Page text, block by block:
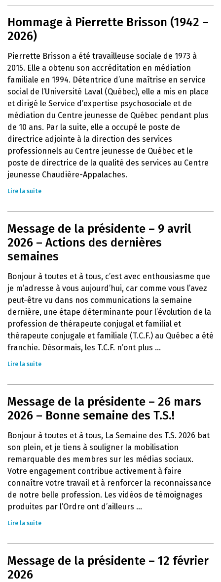
Hommage à Pierrette Brisson (1942 –
2026)
Pierrette Brisson a été travailleuse sociale de 1973 à
2015. Elle a obtenu son accréditation en médiation
familiale en 1994. Détentrice d’une maîtrise en service
social de l’Université Laval (Québec), elle a mis en place
et dirigé le Service d’expertise psychosociale et de
médiation du Centre jeunesse de Québec pendant plus
de 10 ans. Par la suite, elle a occupé le poste de
directrice adjointe à la direction des services
professionnels au Centre jeunesse de Québec et le
poste de directrice de la qualité des services au Centre
jeunesse Chaudière-Appalaches.
Lire la suite
Message de la présidente – 9 avril
2026 – Actions des dernières
semaines
Bonjour à toutes et à tous, c’est avec enthousiasme que
je m’adresse à vous aujourd’hui, car comme vous l’avez
peut-être vu dans nos communications la semaine
dernière, une étape déterminante pour l’évolution de la
profession de thérapeute conjugal et familial et
thérapeute conjugale et familiale (T.C.F.) au Québec a été
franchie. Désormais, les T.C.F. n’ont plus ...
Lire la suite
Message de la présidente – 26 mars
2026 – Bonne semaine des T.S.!
Bonjour à toutes et à tous, La Semaine des T.S. 2026 bat
son plein, et je tiens à souligner la mobilisation
remarquable des membres sur les médias sociaux.
Votre engagement contribue activement à faire
connaître votre travail et à renforcer la reconnaissance
de notre belle profession. Les vidéos de témoignages
produites par l’Ordre ont d’ailleurs ...
Lire la suite
Message de la présidente – 12 février
2026